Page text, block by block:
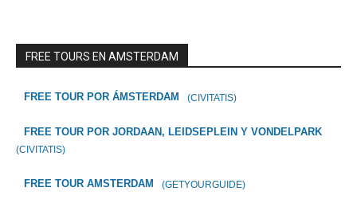
FREE TOURS EN AMSTERDAM
FREE TOUR POR ÁMSTERDAM (CIVITATIS)
FREE TOUR POR JORDAAN, LEIDSEPLEIN Y VONDELPARK
(CIVITATIS)
FREE TOUR AMSTERDAM (GETYOURGUIDE)